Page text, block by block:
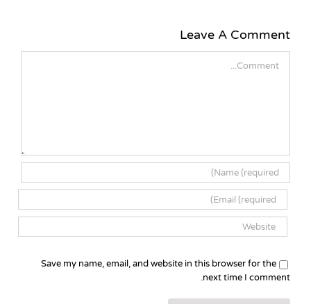
Leave A Comment
Save my name, email, and website in this browser for the
next time I comment.